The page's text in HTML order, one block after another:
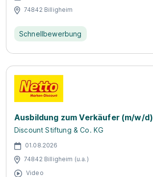
74842 Billigheim
Schnellbewerbung
Ausbildung zum Verkäufer (m/w/d)
Discount Stiftung & Co. KG
01.08.2026
74842 Billigheim (u.a.)
Video